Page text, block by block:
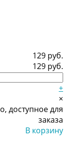
129 руб.
129 руб.
+
×
доступное для
заказа
В корзину